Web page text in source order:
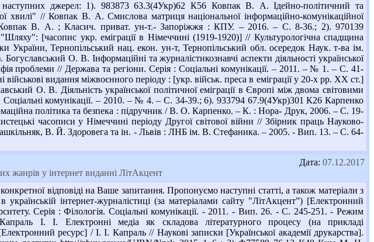
джерел: 1). 983873 63.3(4Укр)62 К56 Ковпак В. А. Ідейно-політичний та
хвилі" // Ковпак В. А. Смислова матриця національної інформаційно-комунікаційної
/ Ковпак В. А. ; Класич. приват. ун-т.- Запоріжжя : КПУ. – 2016. – С. 8-36.; 2). 970139
[часопис укр. еміграції в Німеччині (1919-1920)] // Культурологічна спадщина
України, Тернопільський нац. екон. ун-т, Тернопільський обл. осередок Наук. т-ва ім.
О. В. Інформаційні та журналістикознавчі аспекти діяльності української
проблеми // Держава та регіони. Серія : Соціальні комунікації. – 2011. – № 1. – С. 41-
військові видання міжвоєнного періоду : [укр. військ. преса в еміграції у 20-х рр. ХХ ст.]
О. В. Діяльність української політичної еміграції в Європі між двома світовими
Соціальні комунікації. – 2010. – № 4. – С. 34-39.; 6). 933794 67.9(4Укр)301 К26 Карпенко
політика та безпека : підручник / В. О. Карпенко. – К. : Нора- Друк, 2006. – С. 19-
часописи у Німеччині періоду Другої світової війни // Збірник праць Науково-
В. Й. Здоровега та ін. - Львів : ЛНБ ім. В. Стефаника. – 2005. - Вип. 13. – С. 64-
Дата: 07.12.2017
жанрів у інтернет виданні ЛітАкцент
відповіді на Ваше запитання. Пропонуємо наступні статті, а також матеріали з
інтернет-журналістиці (за матеріалами сайту "ЛітАкцент”) [Електронний
Серія : Філологія. Соціальні комунікації. - 2011. - Вип. 26. - С. 245-251. - Режим
І. І. Електронні медіа як складова літературного процесу (на прикладі
ресурс] / І. І. Капраль // Наукові записки [Української академії друкарства].